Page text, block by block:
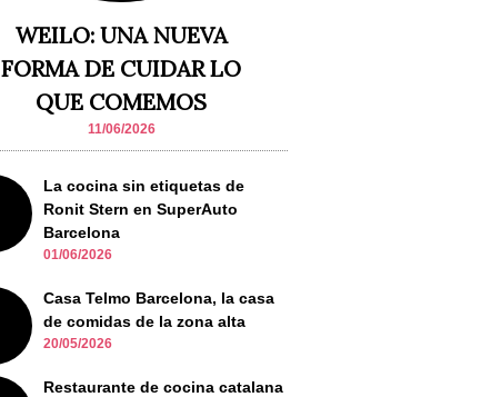
WEILO: UNA NUEVA
FORMA DE CUIDAR LO
QUE COMEMOS
11/06/2026
La cocina sin etiquetas de
Ronit Stern en SuperAuto
Barcelona
01/06/2026
Casa Telmo Barcelona, la casa
de comidas de la zona alta
20/05/2026
Restaurante de cocina catalana